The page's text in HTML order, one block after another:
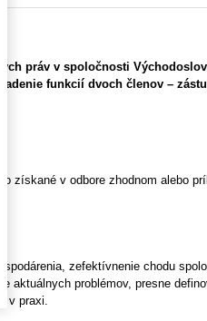
práv v spoločnosti
funkcií dvoch členov –
získané v odbore zhodnom alebo
zefektívnenie chodu
aktuálnych problémov, presne
v praxi.